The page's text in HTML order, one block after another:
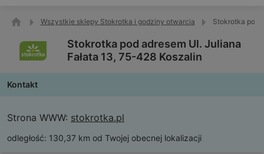
Wszystkie sklepy Stokrotka i godziny otwarcia Stokrotka pod
Stokrotka pod adresem Ul. Juliana
Fałata 13, 75-428 Koszalin
Kontakt
Strona WWW: stokrotka.pl
odległość: 130,37 km od Twojej obecnej lokalizacji